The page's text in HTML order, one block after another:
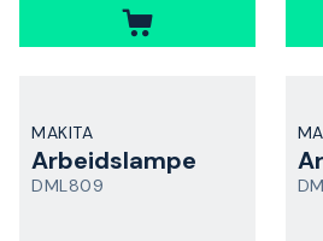
MAKITA
Arbeidslampe
DML809